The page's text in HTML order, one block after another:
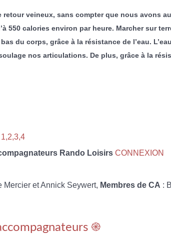
veineux, sans compter que nous avons
calories environ par heure. Marcher sur
du corps, grâce à la résistance de l’eau.
nos articulations. De plus, grâce à la
Rando Loisirs CONNEXION
Mercier et Annick Seywert, Membres de CA :
֎